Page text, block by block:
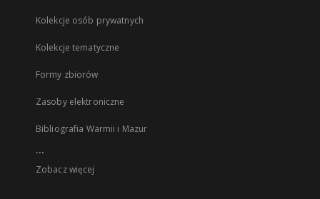
Kolekcje osób prywatnych
Kolekcje tematyczne
Formy zbiorów
Zasoby elektroniczne
Bibliografia Warmii i Mazur
...
Zobacz więcej